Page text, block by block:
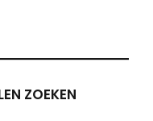
ZOEKEN